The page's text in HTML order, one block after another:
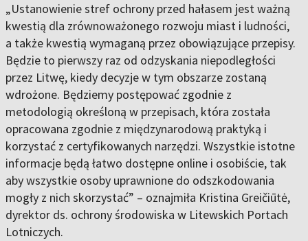
„Ustanowienie stref ochrony przed hałasem jest ważną
kwestią dla zrównoważonego rozwoju miast i ludności,
a także kwestią wymaganą przez obowiązujące przepisy.
Będzie to pierwszy raz od odzyskania niepodległości
przez Litwę, kiedy decyzje w tym obszarze zostaną
wdrożone. Będziemy postępować zgodnie z
metodologią określoną w przepisach, która została
opracowana zgodnie z międzynarodową praktyką i
korzystać z certyfikowanych narzędzi. Wszystkie istotne
informacje będą łatwo dostępne online i osobiście, tak
aby wszystkie osoby uprawnione do odszkodowania
mogły z nich skorzystać” – oznajmiła Kristina Greičiūtė,
dyrektor ds. ochrony środowiska w Litewskich Portach
Lotniczych.